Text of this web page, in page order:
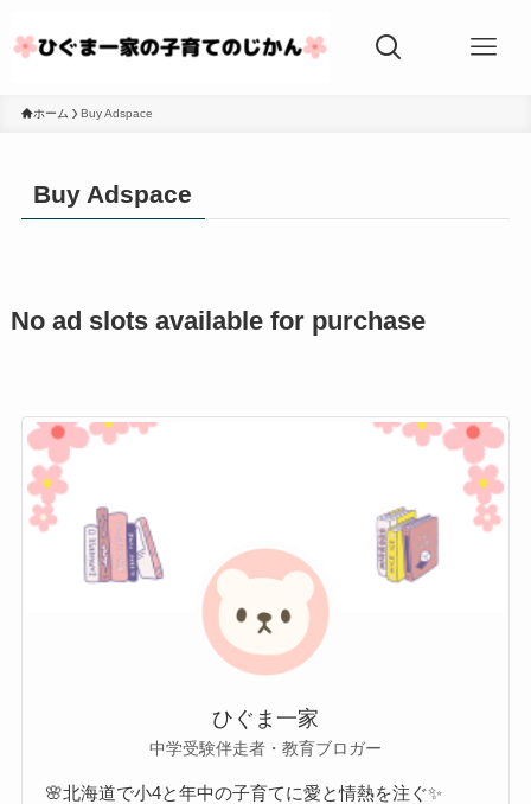
ホーム Buy Adspace
Buy Adspace
No ad slots available for purchase
ひぐま一家
中学受験伴走者・教育ブロガー
🌸北海道で小4と年中の子育てに愛と情熱を注ぐ✨